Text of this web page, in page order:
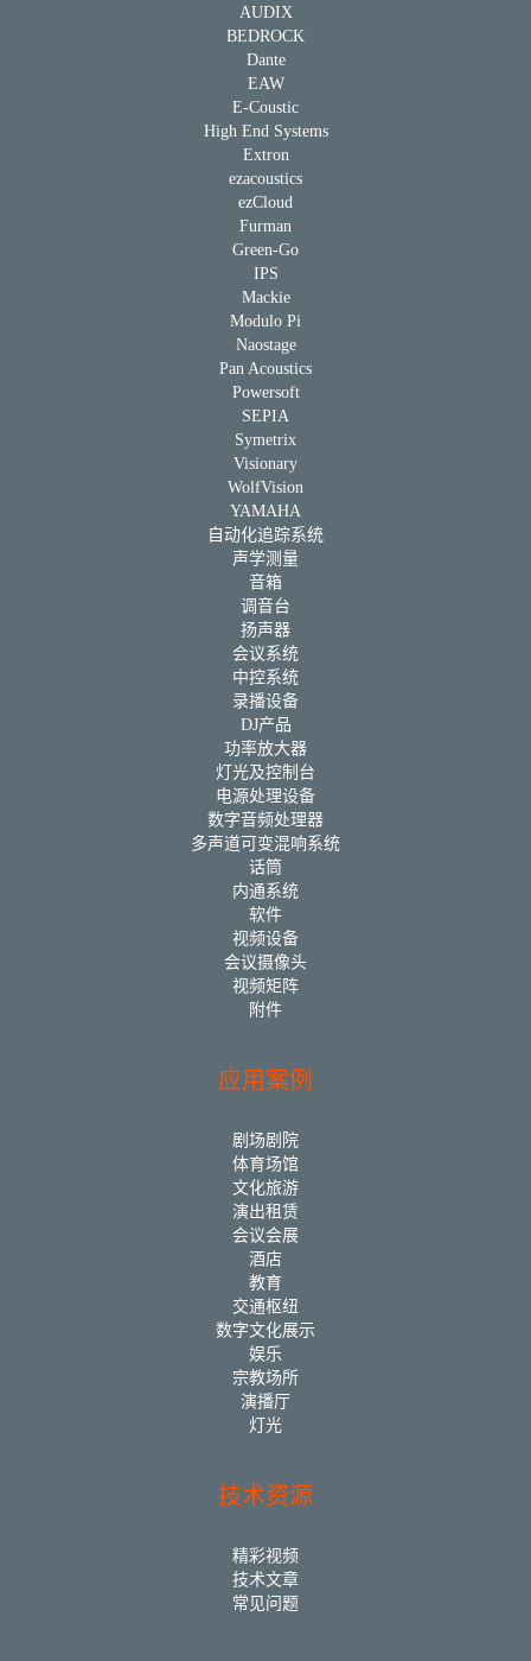
AUDIX
BEDROCK
Dante
EAW
E-Coustic
High End Systems
Extron
ezacoustics
ezCloud
Furman
Green-Go
IPS
Mackie
Modulo Pi
Naostage
Pan Acoustics
Powersoft
SEPIA
Symetrix
Visionary
WolfVision
YAMAHA
自动化追踪系统
声学测量
音箱
调音台
扬声器
会议系统
中控系统
录播设备
DJ产品
功率放大器
灯光及控制台
电源处理设备
数字音频处理器
多声道可变混响系统
话筒
内通系统
软件
视频设备
会议摄像头
视频矩阵
附件
应用案例
剧场剧院
体育场馆
文化旅游
演出租赁
会议会展
酒店
教育
交通枢纽
数字文化展示
娱乐
宗教场所
演播厅
灯光
技术资源
精彩视频
技术文章
常见问题